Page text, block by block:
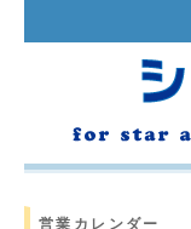
営業カレンダー